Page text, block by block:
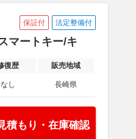
保証付 法定整備付
マートキー/キ
復歴 販売地域
なし 長崎県
積もり・在庫確認